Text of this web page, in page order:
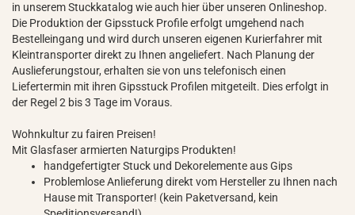
in unserem Stuckkatalog wie auch hier über unseren Onlineshop.
Die Produktion der Gipsstuck Profile erfolgt umgehend nach
Bestelleingang und wird durch unseren eigenen Kurierfahrer mit
Kleintransporter direkt zu Ihnen angeliefert. Nach Planung der
Auslieferungstour, erhalten sie von uns telefonisch einen
Liefertermin mit ihren Gipsstuck Profilen mitgeteilt. Dies erfolgt in
der Regel 2 bis 3 Tage im Voraus.
Wohnkultur zu fairen Preisen!
Mit Glasfaser armierten Naturgips Produkten!
handgefertigter Stuck und Dekorelemente aus Gips
Problemlose Anlieferung direkt vom Hersteller zu Ihnen nach
Hause mit Transporter! (kein Paketversand, kein